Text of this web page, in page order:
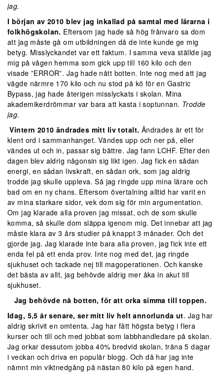
jag.
I början av 2010 blev jag inkallad på samtal med lärarna i
folkhögskolan. Eftersom jag hade så hög frånvaro sa dom
att jag måste gå om utbildningen då de inte kunde ge mig
betyg. Misslyckandet var ett faktum. I samma veva ställde jag
mig på vågen hemma som gick upp till 160 kilo och den
visade ”ERROR”. Jag hade nått botten. Inte nog med att jag
vägde närmre 170 kilo och nu stod på kö för en Gastric
Bypass, jag hade återigen misslyckats i skolan. Mina
akademikerdrömmar var bara att kasta i soptunnan. Trodde
jag.
Vintern 2010 ändrades mitt liv totalt. Ändrades är ett för
klent ord i sammanhanget. Vändes upp och ner på, eller
vändes ut och in, passar sig bättre. Jag fann LCHF. Efter den
dagen blev aldrig någonsin sig likt igen. Jag fick en sådan
energi, en sådan livskraft, en sådan ork, som jag aldrig
trodde jag skulle uppleva. Så jag ringde upp mina lärare och
bad om en ny chans. Eftersom övertalning alltid har varit en
av mina starkare sidor, vek dom sig för min argumentation.
Om jag klarade alla proven jag missat, och de som skulle
komma, så skulle dom släppa igenom mig. Det innebar att jag
måste klara av 3 års studier på knappt 3 månader. Och det
gjorde jag. Jag klarade inte bara alla proven, jag fick inte ett
enda fel på ett enda prov. Inte nog med det, jag ringde
sjukhuset och tackade nej till magoperationen. Och kanske
det bästa av allt, jag behövde aldrig mer åka in akut till
sjukhuset.
Jag behövde nå botten, för att orka simma till toppen.
Idag, 5,5 år senare, ser mitt liv helt annorlunda ut. Jag har
aldrig skrivit en omtenta. Jag har fått högsta betyg i flera
kurser och till och med jobbat som labbhandledare på skolan.
Jag orkar dessutom jobba 40% bredvid skolan, träna 5 dagar
i veckan och driva en populär blogg. Och då har jag inte
nämnt min viktnedgång på nästan 80 kilo på egen hand.